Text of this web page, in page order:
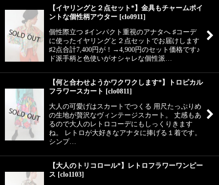
【イヤリングと２点セット*】金具もチャームポイ
ントな個性柄アウター [clo0911]
個性際立つ ♯インパクト重視のアナタへ ♯コーデ
に使ったイヤリングと２点セットでお届けします
♯2点合計7,400円が！→4,900円のセット価格です♪
ド派手柄と色使いがオシャレな個性派…
【何と合わせようかワクワクします*】トロピカル
フラワースカート [clo0811]
大人の可愛げはスカートでつくる 用尺たっぷりめ
の生地が贅沢なヴィンテージスカート。 丈感もあ
るので大人のレトロコーデにもしっくりきます
ね。 レトロが大好きなアナタに捧げる１着です。
シンプ…
【大人のトリコロール*】レトロフラワーワンピー
ス [clo1103]